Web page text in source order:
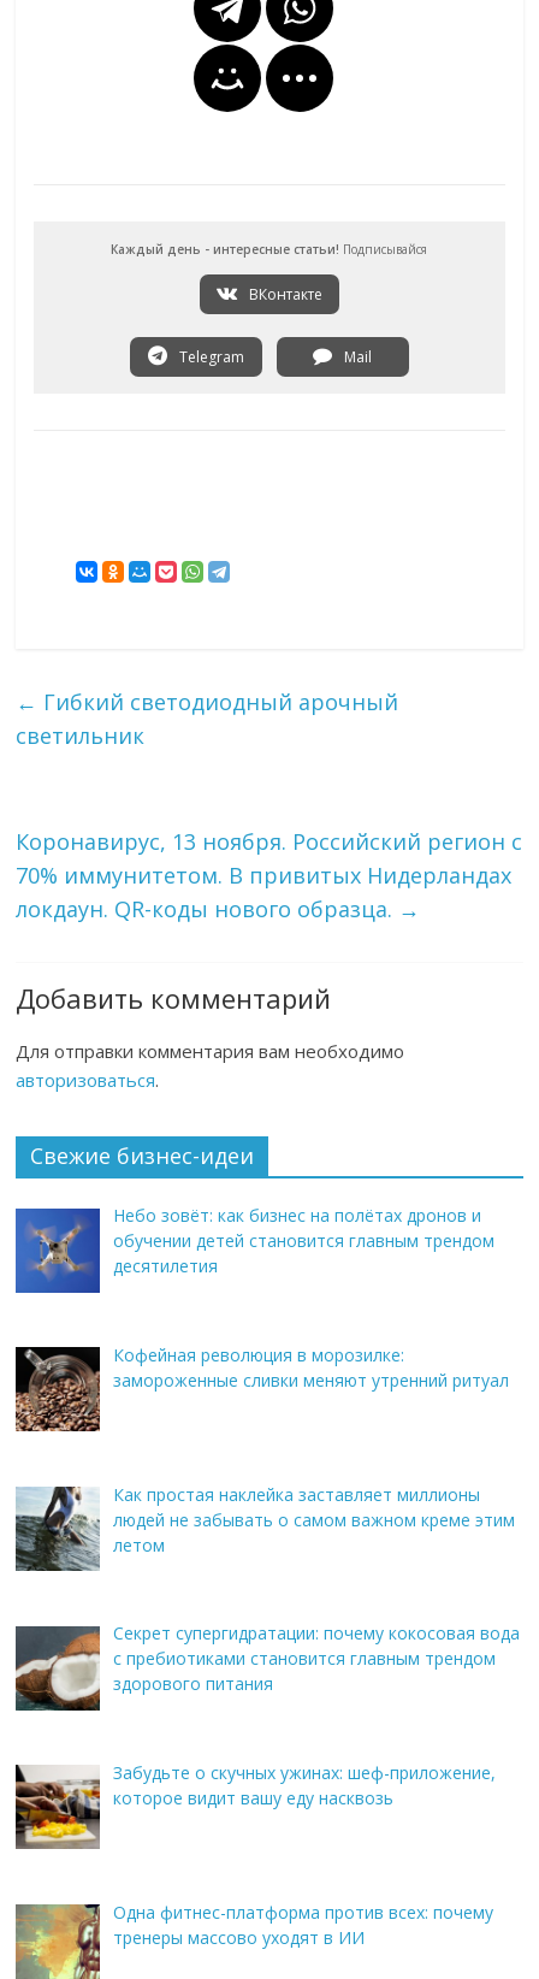
Каждый день - интересные статьи! Подписывайся
ВКонтакте
Telegram Mail
← Гибкий светодиодный арочный
светильник
Коронавирус, 13 ноября. Российский регион с
70% иммунитетом. В привитых Нидерландах
локдаун. QR-коды нового образца. →
Добавить комментарий
Для отправки комментария вам необходимо
авторизоваться.
Свежие бизнес-идеи
Небо зовёт: как бизнес на полётах дронов и
обучении детей становится главным трендом
десятилетия
Кофейная революция в морозилке:
замороженные сливки меняют утренний ритуал
Как простая наклейка заставляет миллионы
людей не забывать о самом важном креме этим
летом
Секрет супергидратации: почему кокосовая вода
с пребиотиками становится главным трендом
здорового питания
Забудьте о скучных ужинах: шеф-приложение,
которое видит вашу еду насквозь
Одна фитнес-платформа против всех: почему
тренеры массово уходят в ИИ